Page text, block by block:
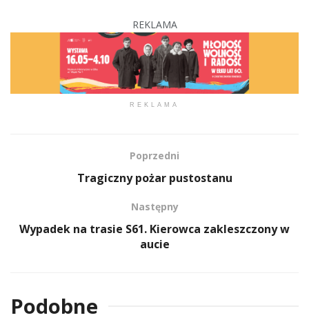
REKLAMA
REKLAMA
Poprzedni
Tragiczny pożar pustostanu
Następny
Wypadek na trasie S61. Kierowca zakleszczony w
aucie
Podobne